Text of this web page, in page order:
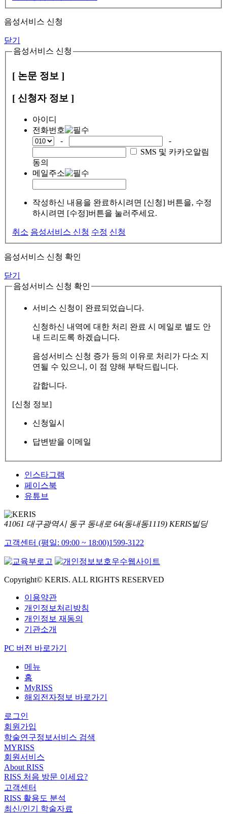
음성서비스 신청
닫기
음성서비스 신청
[ 논문 정보 ]
[ 신청자 정보 ]
아이디
전화번호
-
-
SMS 및 카카오알림
동의
메일주소
작성하신 내용을 완료하시려면 [신청] 버튼을, 수정
하시려면 [수정]버튼을 눌러주세요.
취소 음성서비스 신청 수정 신청
음성서비스 신청 확인
닫기
음성서비스 신청 확인
서비스 신청이 완료되었습니다.
신청하신 내역에 대한 처리 완료 시 메일로 별도 안
내 드리도록 하겠습니다.
음성서비스 신청 증가 등의 이유로 처리가 다소 지
연될 수 있으니, 이 점 양해 부탁드립니다.
감합니다.
[신청 정보]
신청일시
답변받을 이메일
인스타그램
페이스북
유튜브
41061 대구광역시 동구 동내로 64(동내동1119) KERIS빌딩
고객센터 (평일: 09:00 ~ 18:00)1599-3122
Copyright© KERIS. ALL RIGHTS RESERVED
이용약관
개인정보처리방침
개인정보 재동의
기관소개
PC 버전 바로가기
메뉴
홈
MyRISS
해외전자정보 바로가기
로그인
회원가입
학술연구정보서비스 검색
MYRISS
회원서비스
About RISS
RISS 처음 방문 이세요?
고객센터
RISS 활용도 분석
최신/인기 학술자료